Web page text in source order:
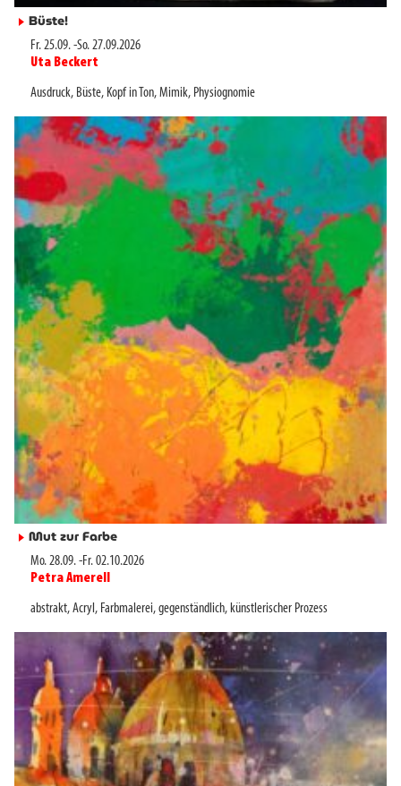
► Büste!
Fr. 25.09.-So. 27.09.2026
Uta Beckert
Ausdruck, Büste, Kopf in Ton,Mimik, Physiognomie
► Mut zur Farbe
Mo. 28.09.-Fr. 02.10.2026
Petra Amerell
abstrakt,Acryl , Farbmalerei,gegenständlich, künstlerischer Prozess